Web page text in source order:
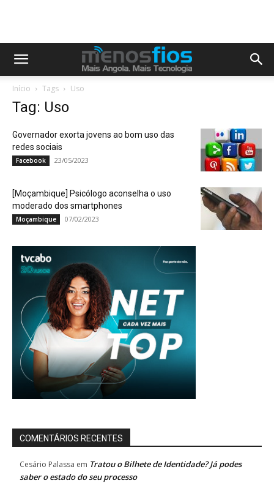
Início Tags Uso
Tag: Uso
Governador exorta jovens ao bom uso das
redes sociais
Facebook 23/05/2023
[Moçambique] Psicólogo aconselha o uso
moderado dos smartphones
Moçambique 07/02/2023
COMENTÁRIOS RECENTES
Cesário Palassa em Tratou o Bilhete de Identidade? Já podes
saber o estado do seu processo